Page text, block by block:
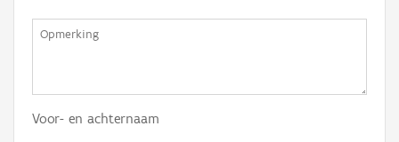
Voor- en achternaam